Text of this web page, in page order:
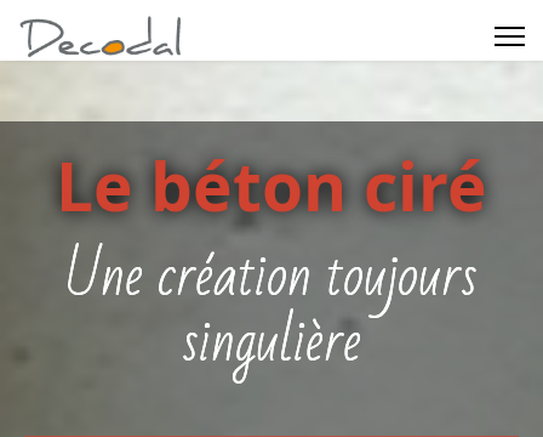
Le béton ciré
Une création toujours
singulière